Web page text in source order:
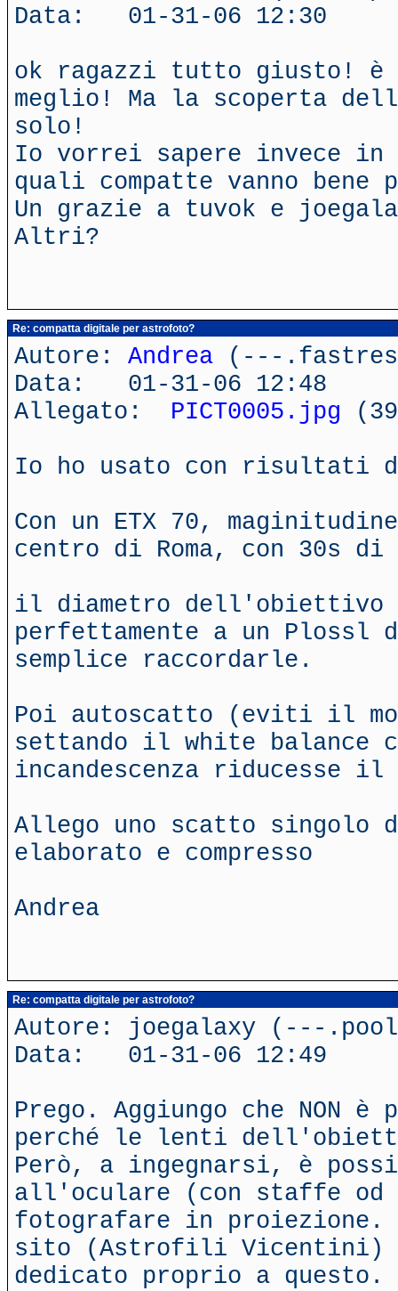
Data: 01-31-06 12:30
ok ragazzi tutto giusto!
meglio! Ma la scoperta
solo!
Io vorrei sapere invece in
quali compatte vanno
Un grazie a tuvok e
Altri?
Re: compatta digitale per astrofoto?
Autore: Andrea (---
Data: 01-31-06 12:48
Allegato: PICT0005.jpg
Io ho usato con risultati
Con un ETX 70,
centro di Roma, con 30s di
il diametro dell'obiettivo
perfettamente a un Plossl
semplice raccordarle.
Poi autoscatto (eviti il
settando il white balance
incandescenza riducesse
Allego uno scatto singolo
elaborato e compresso
Andrea
Re: compatta digitale per astrofoto?
Autore: joegalaxy (---
Data: 01-31-06 12:49
Prego. Aggiungo che NON
perché le lenti
Però, a ingegnarsi, è
all'oculare (con staffe od
fotografare in proiezione.
sito (Astrofili Vicentini)
dedicato proprio a questo.